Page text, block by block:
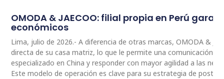
OMODA & JAECOO: filial propia en Perú
económicos
Lima, julio de 2026.- A diferencia de otras marcas, OMODA &
directa de su casa matriz, lo que le permite una comunicación
especializado en China y responder con mayor agilidad a las
Este modelo de operación es clave para su estrategia de